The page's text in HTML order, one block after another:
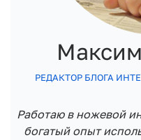
РЕДАКТОР БЛОГА
Работаю в ножевой
богатый опыт